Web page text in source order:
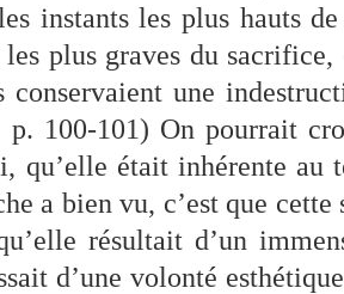
instants les plus hauts
les plus graves du
conservaient une
100-101) On pourrait
qu’elle était inhérente au
a bien vu, c’est que
résultait d’un
d’une volonté